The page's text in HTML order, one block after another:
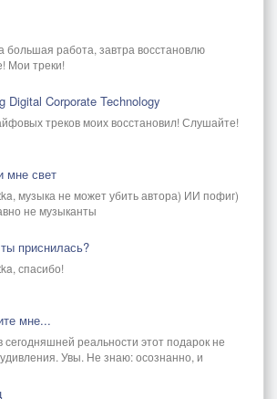
большая работа, завтра восстановлю
Мои треки!
Digital Corporate Technology
треков моих восстановил! Слушайте!
мне свет
музыка не может убить автора) ИИ пофиг)
не музыканты
приснилась?
спасибо!
мне...
сегодняшней реальности этот подарок не
Увы. Не знаю: осознанно, и